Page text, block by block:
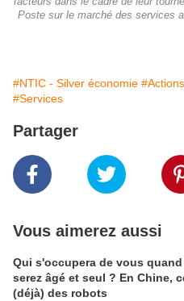
Poste sur le marché des services
#NTIC - Silver économie
#Services
Partager
Vous aimerez aussi
Qui s'occupera de vous
serez âgé et seul ? En Chine,
(déjà) des robots